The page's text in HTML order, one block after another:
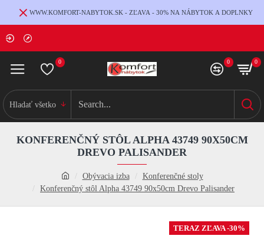
WWW.KOMFORT-NABYTOK.SK - ZĽAVA - 30% NA NÁBYTOK A DOPLNKY
0 0 0
Hladať všetko
Obývacia izba
Konferenčné stoly
Konferenčný stôl Alpha 43749 90x50cm Drevo Palisander
KONFERENČNÝ STÔL ALPHA 43749 90X50CM
DREVO PALISANDER
TERAZ ZĽAVA -30%